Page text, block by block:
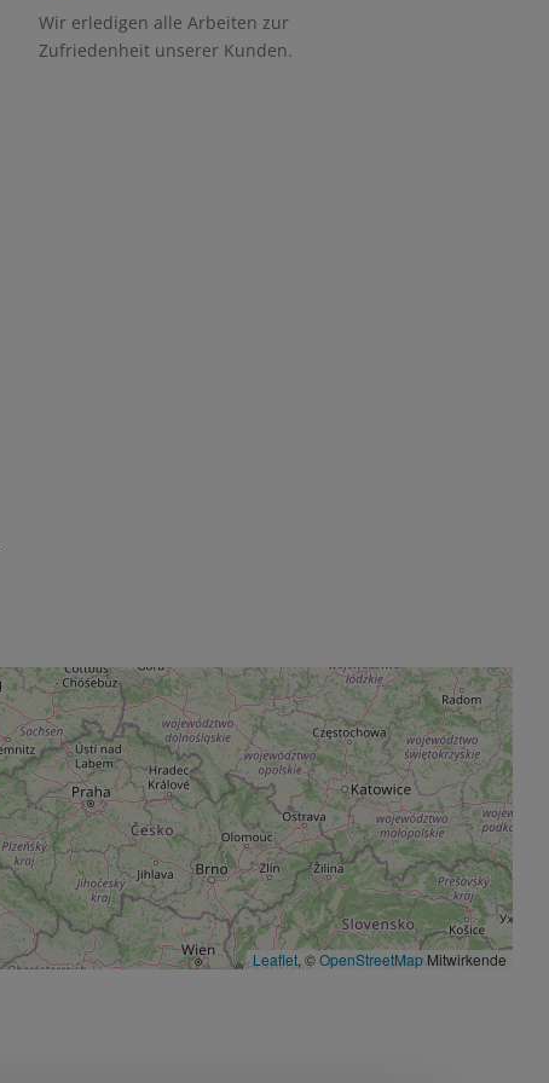
Wir erledigen alle Arbeiten zur
Zufriedenheit unserer Kunden.
Leaflet , ©OpenStreetMapMitwirkende